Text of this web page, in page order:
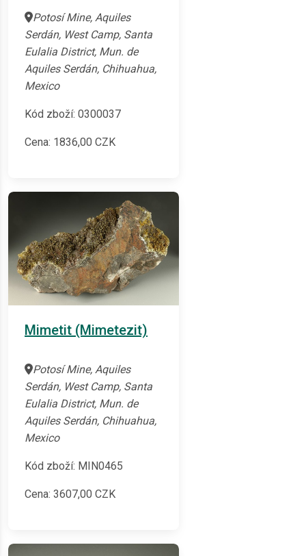
Potosí Mine, Aquiles
Serdán, West Camp, Santa
Eulalia District, Mun. de
Aquiles Serdán, Chihuahua,
Mexico
Kód zboží: 0300037
Cena: 1836,00 CZK
Mimetit (Mimetezit)
Potosí Mine, Aquiles
Serdán, West Camp, Santa
Eulalia District, Mun. de
Aquiles Serdán, Chihuahua,
Mexico
Kód zboží: MIN0465
Cena: 3607,00 CZK